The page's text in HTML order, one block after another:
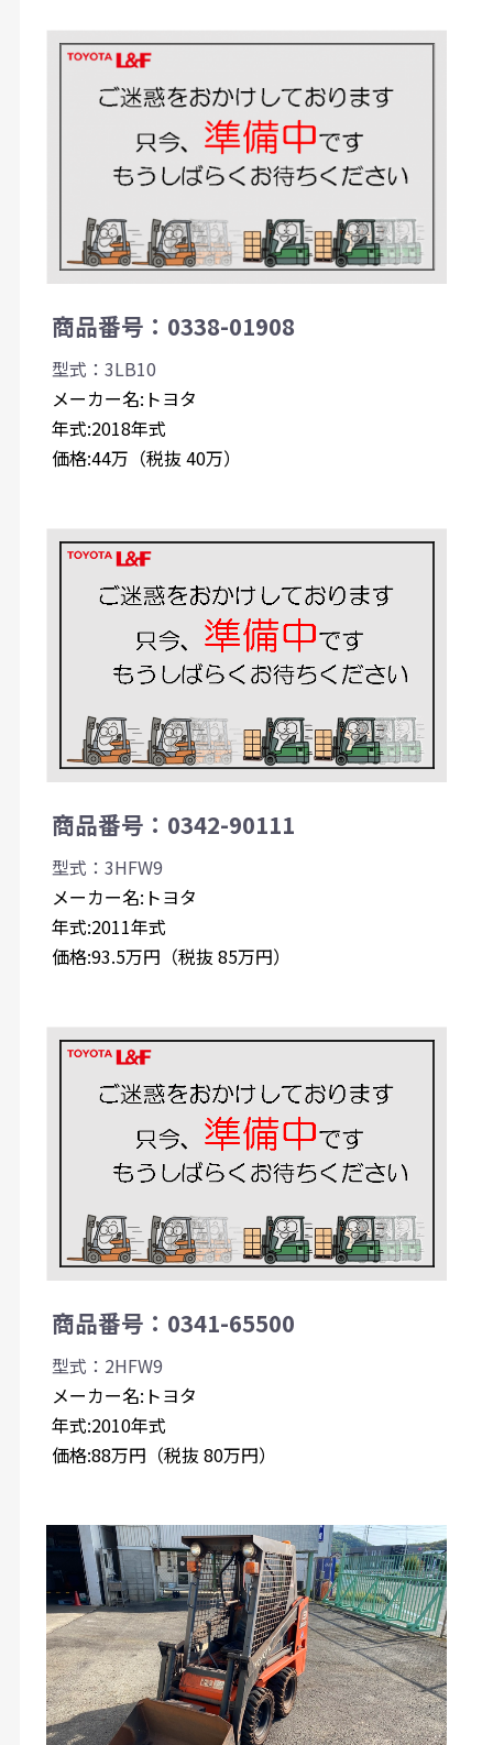
商品番号：0338-01908
型式：3LB10
メーカー名:トヨタ
年式:2018年式
価格:44万（税抜 40万）
商品番号：0342-90111
型式：3HFW9
メーカー名:トヨタ
年式:2011年式
価格:93.5万円（税抜 85万円）
商品番号：0341-65500
型式：2HFW9
メーカー名:トヨタ
年式:2010年式
価格:88万円（税抜 80万円）